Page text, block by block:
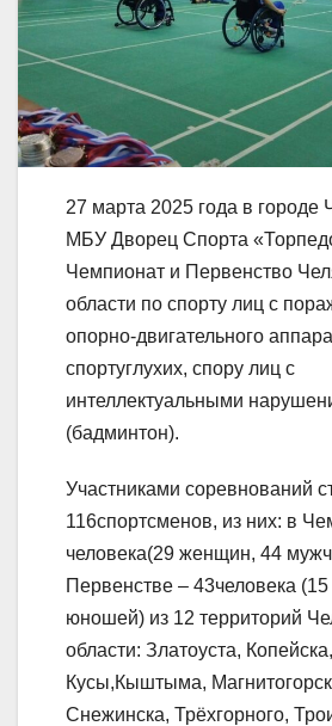
27 марта 2025 года в городе
МБУ Дворец Спорта
Чемпионат и Первенство
области по спорту лиц с
опорно-двигательного
спортуглухих, спору лиц с
интеллектуальными
(бадминтон).
Участниками соревнований
116спортсменов, из них: в
человека(29 женщин, 44
Первенстве – 43человека
юношей) из 12 территорий
области: Златоуста, Копейска,
Кусы,Кыштыма,
Снежинска, Трёхгорного,